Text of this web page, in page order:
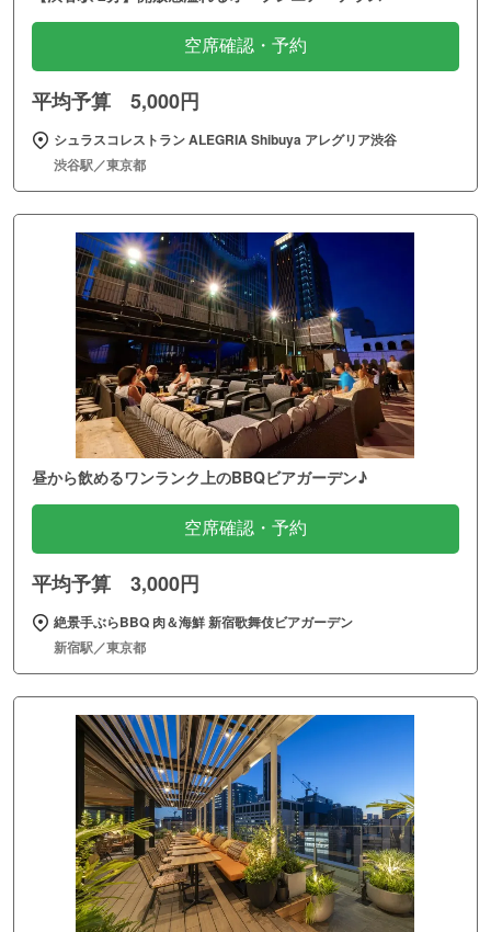
空席確認・予約
平均予算 5,000円
シュラスコレストラン ALEGRIA Shibuya アレグリア渋谷
渋谷駅／東京都
昼から飲めるワンランク上のBBQビアガーデン♪
空席確認・予約
平均予算 3,000円
絶景手ぶらBBQ 肉＆海鮮 新宿歌舞伎ビアガーデン
新宿駅／東京都